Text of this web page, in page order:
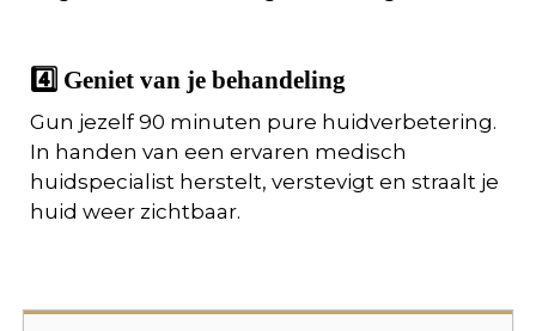
4️⃣ Geniet van je behandeling
Gun jezelf 90 minuten pure huidverbetering.
In handen van een ervaren medisch
huidspecialist herstelt, verstevigt en straalt je
huid weer zichtbaar.